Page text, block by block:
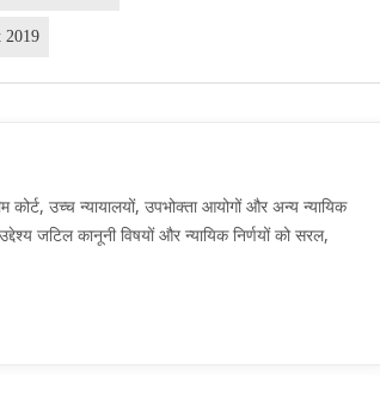
2019
उच्च न्यायालयों, उपभोक्ता आयोगों और अन्य न्यायिक
जटिल कानूनी विषयों और न्यायिक निर्णयों को सरल,